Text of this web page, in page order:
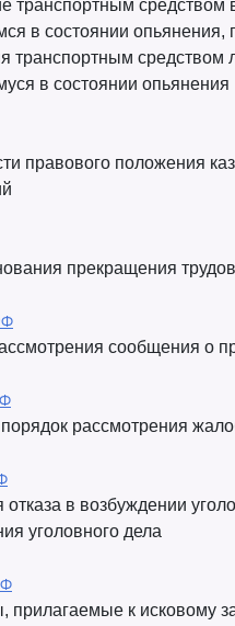
транспортным средством
в состоянии опьянения,
транспортным средством
в состоянии опьянения
правового положения
прекращения
сообщения о
рассмотрения
в возбуждении
уголовного дела
прилагаемые к исковому